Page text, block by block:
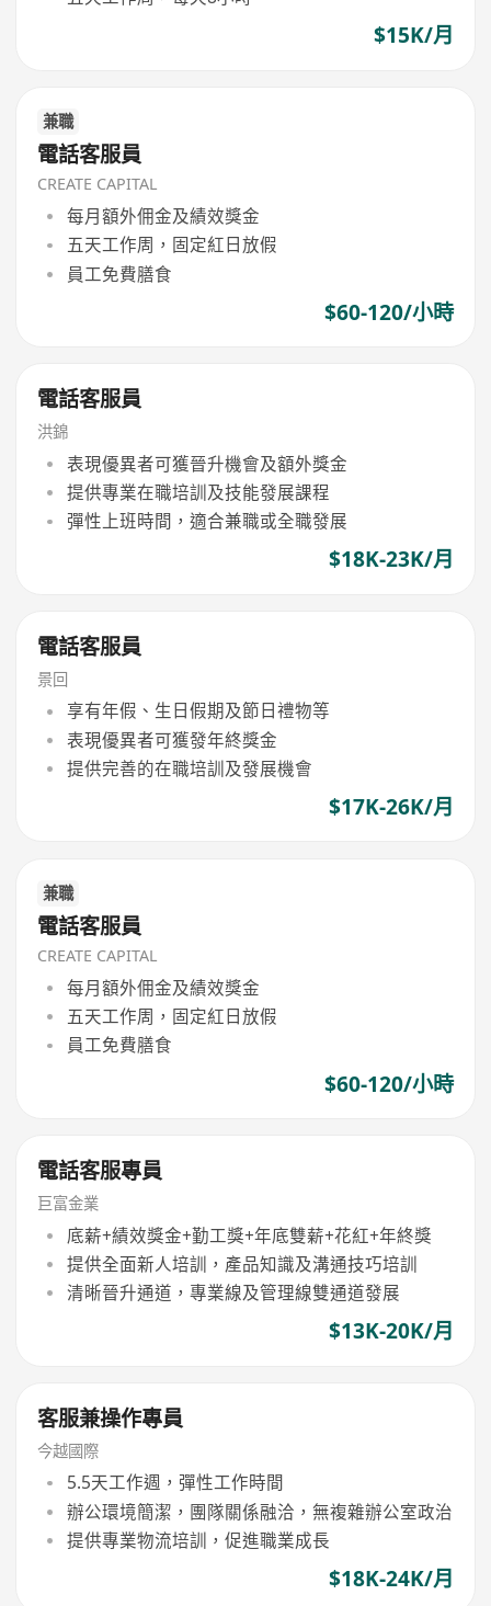
$15K/月
兼職
電話客服員
CREATE CAPITAL
每月額外佣金及績效獎金
五天工作周，固定紅日放假
員工免費膳食
$60-120/小時
電話客服員
洪錦
表現優異者可獲晉升機會及額外獎金
提供專業在職培訓及技能發展課程
彈性上班時間，適合兼職或全職發展
$18K-23K/月
電話客服員
景回
享有年假、生日假期及節日禮物等
表現優異者可獲發年終獎金
提供完善的在職培訓及發展機會
$17K-26K/月
兼職
電話客服員
CREATE CAPITAL
每月額外佣金及績效獎金
五天工作周，固定紅日放假
員工免費膳食
$60-120/小時
電話客服專員
巨富金業
底薪+績效獎金+勤工獎+年底雙薪+花紅+年終獎
提供全面新人培訓，產品知識及溝通技巧培訓
清晰晉升通道，專業線及管理線雙通道發展
$13K-20K/月
客服兼操作專員
今越國際
5.5天工作週，彈性工作時間
辦公環境簡潔，團隊關係融洽，無複雜辦公室政治
提供專業物流培訓，促進職業成長
$18K-24K/月